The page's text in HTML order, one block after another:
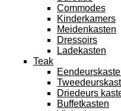
Commodes
Kinderkamers
Meidenkasten
Dressoirs
Ladekasten
Teak
Driedeurs
Buffetkasten